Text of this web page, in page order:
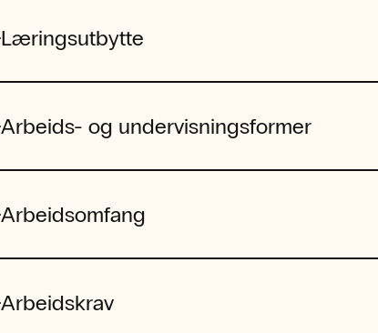
Læringsutbytte
Arbeids- og undervisningsformer
Arbeidsomfang
Arbeidskrav